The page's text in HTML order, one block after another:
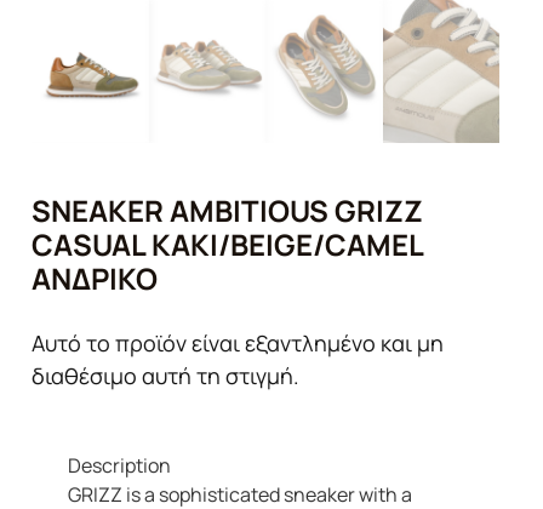
SNEAKER AMBITIOUS GRIZZ
CASUAL KAKI/BEIGE/CAMEL
ΑΝΔΡΙΚΌ
Αυτό το προϊόν είναι εξαντλημένο και μη
διαθέσιμο αυτή τη στιγμή.
Description
GRIZZ is a sophisticated sneaker with a